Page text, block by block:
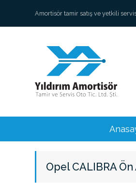
Amortisör tamir satış ve yetkili
Opel CALIBRA